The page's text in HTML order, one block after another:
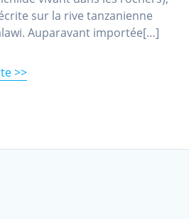
sur la rive tanzanienne
Auparavant importée[…]